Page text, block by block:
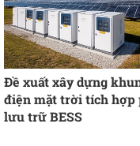
Đề xuất xây dựng
điện mặt trời tích hợp
lưu trữ BESS